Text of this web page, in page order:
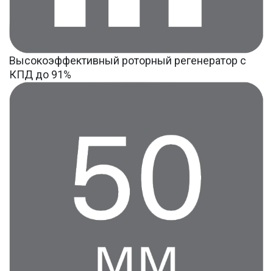
Высокоэффективный роторный регенератор с
КПД до 91%